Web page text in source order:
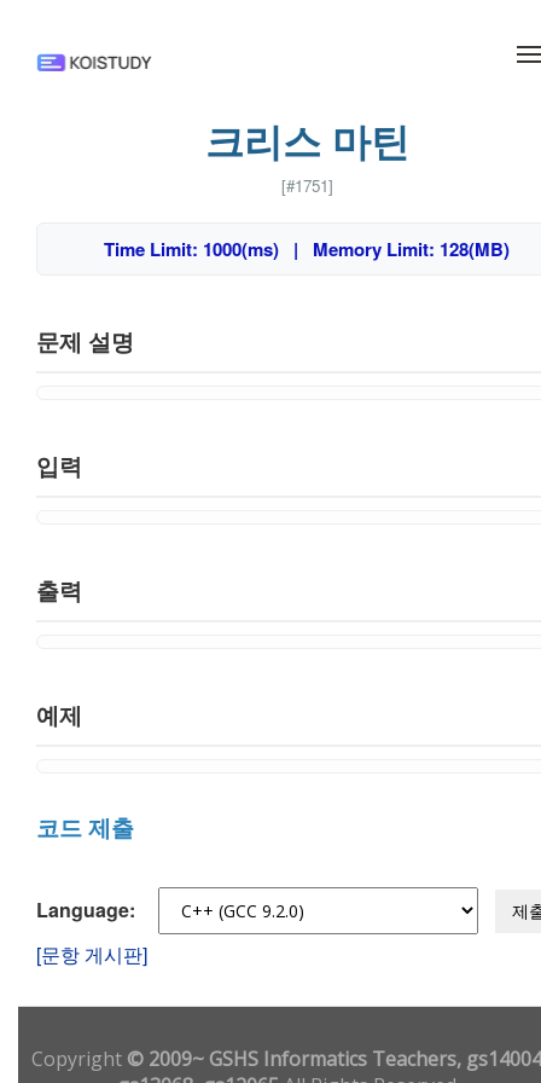
크리스 마틴
[#1751]
Time Limit: 1000(ms) | Memory Limit: 128(MB)
문제 설명
입력
출력
예제
코드 제출
Language: 제
[문항 게시판]
Copyright© 2009~ GSHS Informatics Teachers,